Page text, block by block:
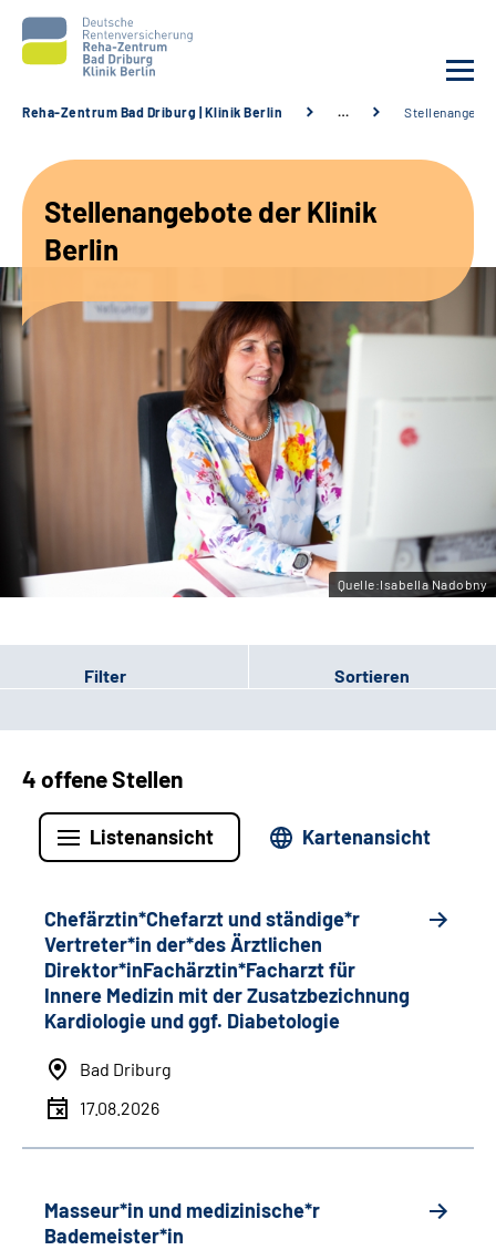
Unsere Angebote
Karriere
Leichte Sprache
Gebärdensprache
Reha-Zentrum Bad Driburg | Klinik Berlin …
Stellenangebote der Klinik
Berlin
Quelle:Isabella Nadobny
Filter Sortieren
4 offene Stellen
Listenansicht Kartenansicht
Chefärztin*Chefarzt und ständige*r
Vertreter*in der*des Ärztlichen
Direktor*inFachärztin*Facharzt für
Innere Medizin mit der Zusatzbezichnung
Kardiologie und ggf. Diabetologie
Bad Driburg
17.08.2026
Masseur*in und medizinische*r
Bademeister*in